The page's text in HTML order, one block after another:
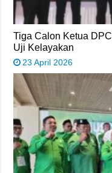
Tiga Calon Ketua
Uji Kelayakan
23 April 2026